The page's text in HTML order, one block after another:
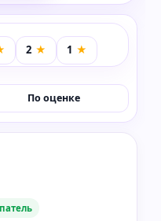
По оценке